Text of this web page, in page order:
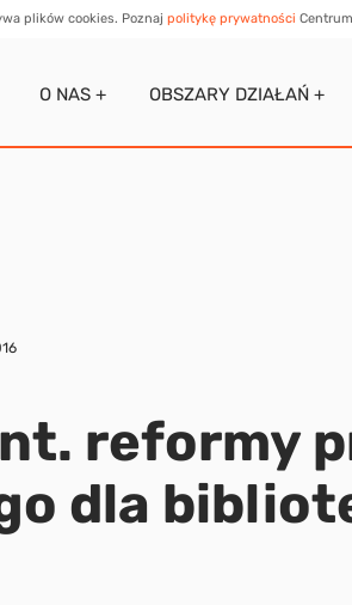
plików cookies. Poznaj politykę prywatności
O NAS + OBSZARY DZIAŁAŃ +
reformy
dla